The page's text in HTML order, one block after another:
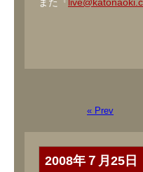
« Prev
2008年７月25